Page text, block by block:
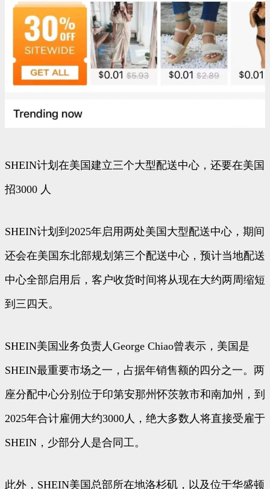
SHEIN计划在美国建立三个大型配送中心，还要在美国
招3000 人
SHEIN计划到2025年启用两处美国大型配送中心，期间
还会在美国东北部规划第三个配送中心，预计当地配送
中心全部启用后，客户收货时间将从现在大约两周缩短
到三四天。
SHEIN美国业务负责人George Chiao曾表示，美国是
SHEIN最重要市场之一，占据年销售额的四分之一。两
座分配中心分别位于印第安那州怀茨敦市和南加州，到
2025年合计雇佣大约3000人，绝大多数人将直接受雇于
SHEIN，少部分人是合同工。
此外，SHEIN美国总部所在地洛杉矶，以及位于华盛顿